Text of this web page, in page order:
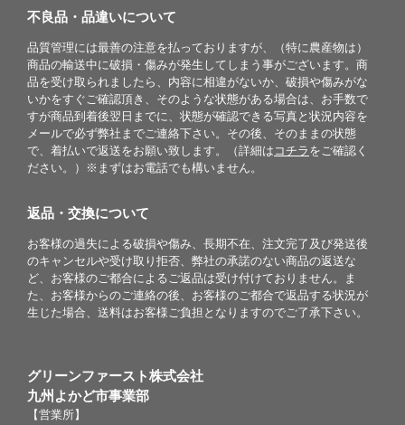
不良品・品違いについて
品質管理には最善の注意を払っておりますが、（特に農産物は）
商品の輸送中に破損・傷みが発生してしまう事がございます。商
品を受け取られましたら、内容に相違がないか、破損や傷みがな
いかをすぐご確認頂き、そのような状態がある場合は、お手数で
すが商品到着後翌日までに、状態が確認できる写真と状況内容を
メールで必ず弊社までご連絡下さい。その後、そのままの状態
で、着払いで返送をお願い致します。（詳細は コチラ をご確認く
ださい。）※まずはお電話でも構いません。
返品・交換について
お客様の過失による破損や傷み、長期不在、注文完了及び発送後
のキャンセルや受け取り拒否、弊社の承諾のない商品の返送な
ど、お客様のご都合によるご返品は受け付けておりません。ま
た、お客様からのご連絡の後、お客様のご都合で返品する状況が
生じた場合、送料はお客様ご負担となりますのでご了承下さい。
グリーンファースト株式会社
九州よかど市事業部
【営業所】